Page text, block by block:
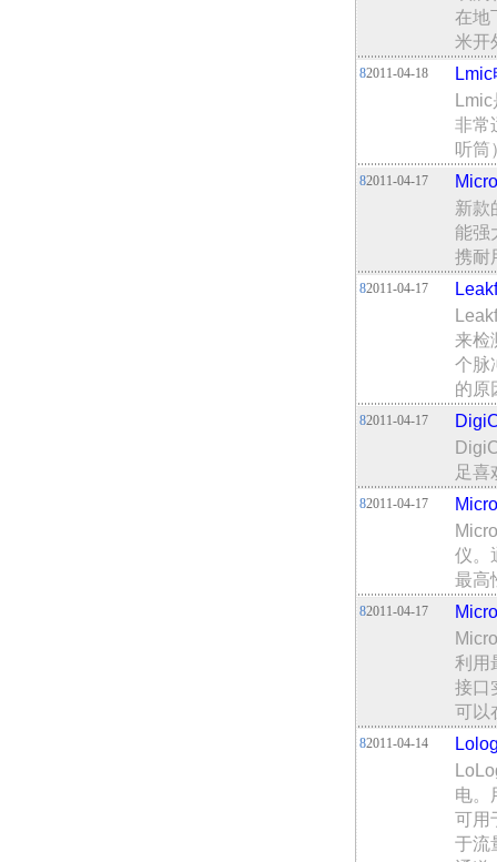
在地
米开
82011-04-18
非常
听筒
82011-04-17
新款
能强
携耐
82011-04-17
来检
个脉
的原
82011-04-17
足喜
82011-04-17
仪。
最高
82011-04-17
利用
接口
可以
82011-04-14
电。
可用
于流